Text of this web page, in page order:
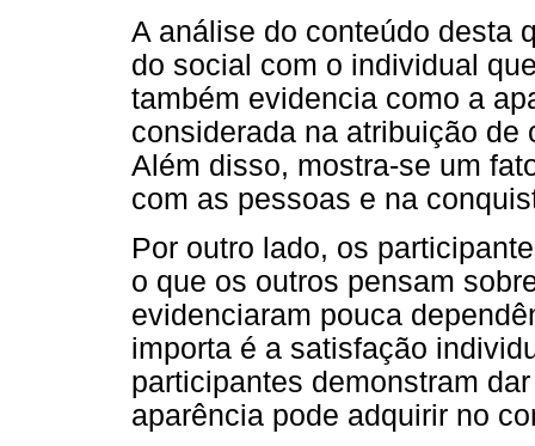
A análise do conteúdo desta
do social com o individual
também evidencia como a
considerada na atribuição
Além disso, mostra-se um
com as pessoas e na
Por outro lado, os
o que os outros pensam
evidenciaram pouca
importa é a satisfação
participantes demonstram
aparência pode adquirir no